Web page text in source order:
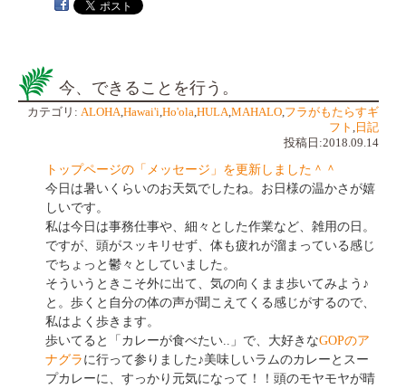
今、できることを行う。
カテゴリ: ALOHA,Hawai'i,Ho'ola,HULA,MAHALO,フラがもたらすギ
フト , 日記
投稿日:2018.09.14
トップページの「メッセージ」を更新しました＾＾
今日は暑いくらいのお天気でしたね。お日様の温かさが嬉
しいです。
私は今日は事務仕事や、細々とした作業など、雑用の日。
ですが、頭がスッキリせず、体も疲れが溜まっている感じ
でちょっと鬱々としていました。
そういうときこそ外に出て、気の向くまま歩いてみよう♪
と。歩くと自分の体の声が聞こえてくる感じがするので、
私はよく歩きます。
歩いてると「カレーが食べたい..」で、大好きなGOPのア
ナグラ に行って参りました♪美味しいラムのカレーとスー
プカレーに、すっかり元気になって！！頭のモヤモヤが晴